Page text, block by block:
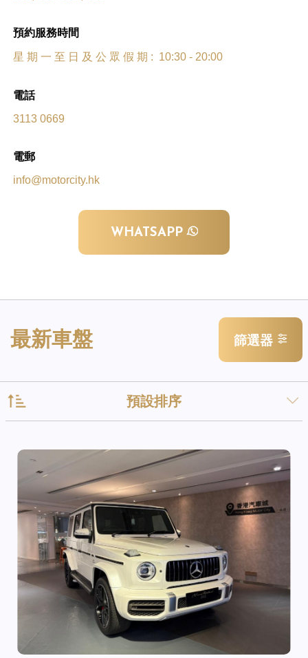
預約服務時間
星 期 一 至 日 及 公 眾 假 期 : 10:30 - 20:00
電話
3113 0669
電郵
info@motorcity.hk
WHATSAPP
最新車盤 篩選器
預設排序